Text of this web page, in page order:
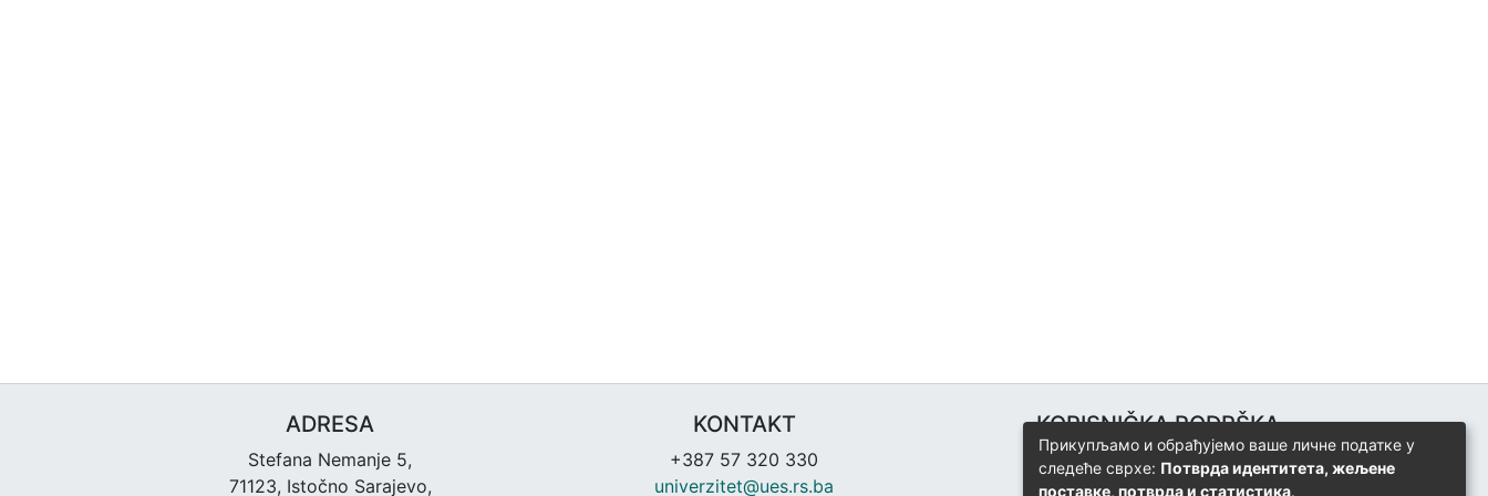
ADRESA
Stefana Nemanje 5,
71123, Istočno Sarajevo,
KONTAKT
+387 57 320 330
univerzitet@ues.rs.ba
KORISNIČKA PODRŠKA
Univerzitetski računarski centar
+387 57 320 140
Прикупљамо и обрађујемо ваше личне податке у
следеће сврхе: Потврда идентитета, жељене
поставке, потврда и статистика.